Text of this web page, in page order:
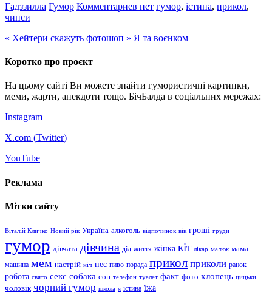
Гадззилла Гумор Комментариев нет гумор, істина, прикол,
чипси
« Хейтери скажуть фотошоп » Я та воєнком
Коротко про проєкт
На цьому сайті Ви можете знайти гумористичні картинки,
меми, жарти, анекдоти тощо. БічБалда в соціальних мережах:
Instagram
X.com (Twitter)
YouTube
Реклама
Мітки сайту
Віталій Кличко Новий рік Україна алкоголь відпочинок вік гроші груди
гумор дівчата дівчина дід життя жінка кіт лікар малюк мама
машина мем настрій ніч пес пиво порада прикол приколи ранок
робота свято секс собака сон телефон туалет факт фото хлопець цицьки
чоловік чорний гумор школа я істина їжа